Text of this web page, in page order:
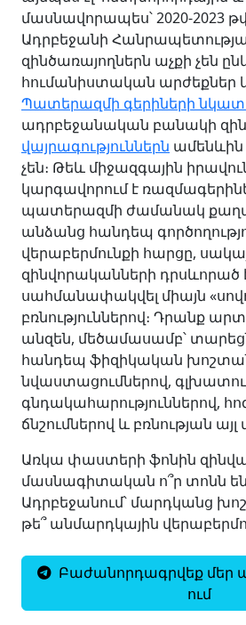
մասնավորապես՝ 2020-2023
Ադրբեջանի
զինծառայողներն աչքի չեն
հումանիստական արժեքներ
Պատերազմի գերիների
ադրբեջանական բանակի
վայրագություններն ամենևին
չեն։ Թեև միջազգային
կարգավորում է
պատերազմի ժամանակ
անձանց հանդեպ
վերաբերմունքի հարցը,
զինվորականների դրսևորած
սահմանափակվել միայն
բռնություններով։ Դրանք
անզեն, մեծամասամբ՝
հանդեպ ֆիզիկական
նվաստացումներով,
գնդակահարություններով,
ճնշումներով և բռնության այլ
Առկա փաստերի ֆոնին
մասնագիտական ո՞ր տոնն են
Ադրբեջանում՝ մարդկանց
թե՞ անմարդկային
Բաժանորդագրվեք մեր
ում